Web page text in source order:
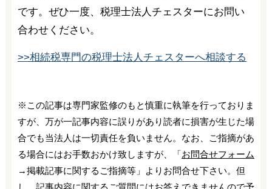
です。ぜひ一度、税理士法人チェスターにお問い
合わせください。
>>相続税専門の税理士法人チェスターへ相談する
※この記事は専門家監修のもと慎重に執筆を行っておりま
すが、万が一記事内容に誤りがあり読者に損害が生じた場
合でも当法人は一切責任を負いません。なお、ご指摘があ
る場合にはお手数おかけ致しますが、「お問合せフォーム
→掲載記事に関するご指摘等」よりお問合せ下さい。但
し、記事内容に関するご質問にはお答えできませんので予